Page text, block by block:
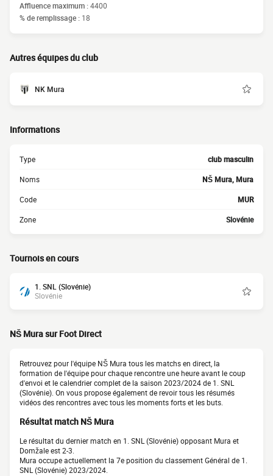
Affluence maximum :4400
% de remplissage : 18
Autres équipes du club
NK Mura
Informations
Type club masculin
Noms NŠ Mura, Mura
Code MUR
Zone Slovénie
Tournois en cours
1. SNL (Slovénie)
Slovénie
NŠ Mura sur Foot Direct
Retrouvez pour l'équipe NŠ Mura tous les matchs en direct, la
formation de l'équipe pour chaque rencontre une heure avant le coup
d'envoi et le calendrier complet de la saison 2023/2024 de 1. SNL
(Slovénie). On vous propose également de revoir tous les résumés
vidéos des rencontres avec tous les moments forts et les buts.
Résultat match NŠ Mura
Le résultat du dernier match en 1. SNL (Slovénie) opposant Mura et
Domžale est 2-3.
Mura occupe actuellement la 7e position du classement Général de 1.
SNL (Slovénie) 2023/2024.